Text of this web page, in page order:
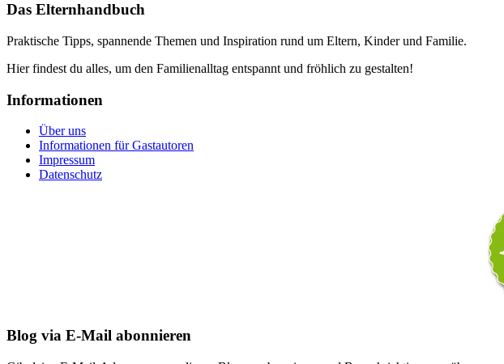
Das Elternhandbuch
Praktische Tipps, spannende Themen und Inspiration rund um Eltern, Kinder und Familie.
Hier findest du alles, um den Familienalltag entspannt und fröhlich zu gestalten!
Informationen
Über uns
Informationen für Gastautoren
Impressum
Datenschutz
Blog via E-Mail abonnieren